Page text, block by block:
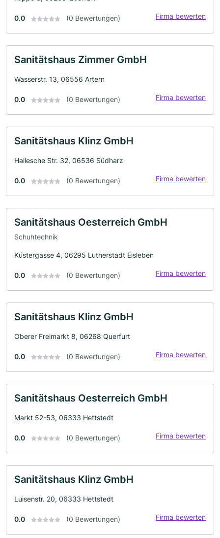
0.0 (0 Bewertungen) Firma bewerten
Sanitätshaus Zimmer GmbH
Wasserstr. 13, 06556 Artern
0.0 (0 Bewertungen) Firma bewerten
Sanitätshaus Klinz GmbH
Hallesche Str. 32, 06536 Südharz
0.0 (0 Bewertungen) Firma bewerten
Sanitätshaus Oesterreich GmbH
Schuhtechnik
Küstergasse 4, 06295 Lutherstadt Eisleben
0.0 (0 Bewertungen) Firma bewerten
Sanitätshaus Klinz GmbH
Oberer Freimarkt 8, 06268 Querfurt
0.0 (0 Bewertungen) Firma bewerten
Sanitätshaus Oesterreich GmbH
Markt 52-53, 06333 Hettstedt
0.0 (0 Bewertungen) Firma bewerten
Sanitätshaus Klinz GmbH
Luisenstr. 20, 06333 Hettstedt
0.0 (0 Bewertungen) Firma bewerten